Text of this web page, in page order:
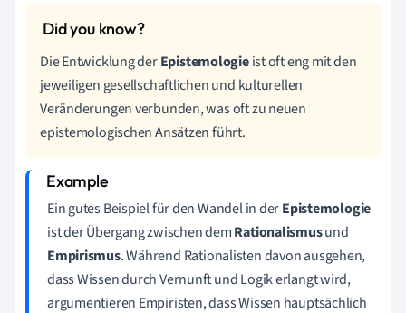
Die Entwicklung derEpistemologieist oft eng mit den
jeweiligen gesellschaftlichen und kulturellen
Veränderungen verbunden, was oft zu neuen
epistemologischen Ansätzen führt.
Ein gutes Beispiel für den Wandel in derEpistemologie
ist der Übergang zwischen demRationalismusund
Empirismus. Während Rationalisten davon ausgehen,
dass Wissen durch Vernunft und Logik erlangt wird,
argumentieren Empiristen, dass Wissen hauptsächlich